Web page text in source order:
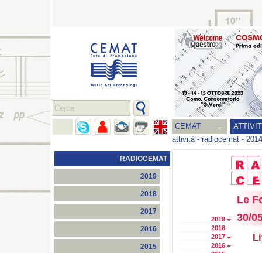
CEMAT
attività- radiocemat - 2014
RADIOCEMAT
2019
2018
2017
2016
2015
2019
2018
2017
2016
Le
30/